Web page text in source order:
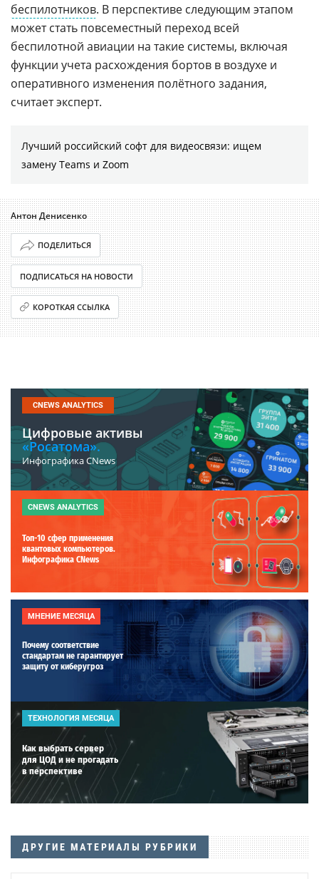
беспилотников. В перспективе следующим этапом
может стать повсеместный переход всей
беспилотной авиации на такие системы, включая
функции учета расхождения бортов в воздухе и
оперативного изменения полётного задания,
считает эксперт.
Лучший российский софт для видеосвязи: ищем
замену Teams и Zoom
Антон Денисенко
ПОДЕЛИТЬСЯ
ПОДПИСАТЬСЯ НА НОВОСТИ
КОРОТКАЯ ССЫЛКА
CNEWS ANALYTICS
Цифровые активы
«Росатома».
Инфографика CNews
CNEWS ANALYTICS
Топ-10 сфер применения
квантовых компьютеров.
Инфографика CNews
МНЕНИЕ МЕСЯЦА
Почему соответствие
стандартам не гарантирует
защиту от киберугроз
ТЕХНОЛОГИЯ МЕСЯЦА
Как выбрать сервер
для ЦОД и не прогадать
в перспективе
ДРУГИЕ МАТЕРИАЛЫ РУБРИКИ